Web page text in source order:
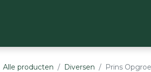
Alle producten Diversen Prins